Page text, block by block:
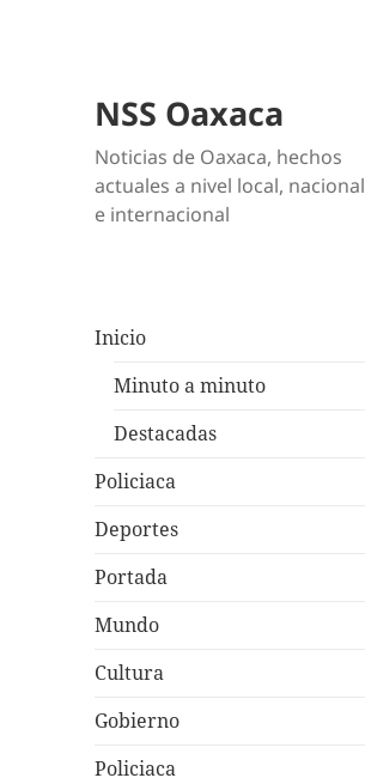
NSS Oaxaca
Noticias de Oaxaca, hechos
actuales a nivel local, nacional
e internacional
Inicio
Minuto a minuto
Destacadas
Policiaca
Deportes
Portada
Mundo
Cultura
Gobierno
Policiaca